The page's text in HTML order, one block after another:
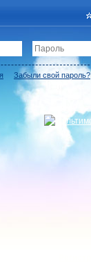
Забыли свой пароль?